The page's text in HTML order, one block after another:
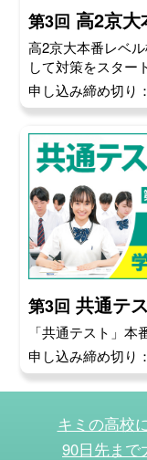
第3回 高2京大
高2京大本番レベ
して対策をスター
申し込み締め切り
第3回 共通テ
「共通テスト」本
申し込み締め切り
キミの高校
90日先まで